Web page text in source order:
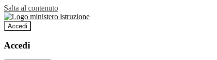
Salta al contenuto
Accedi
Accedi